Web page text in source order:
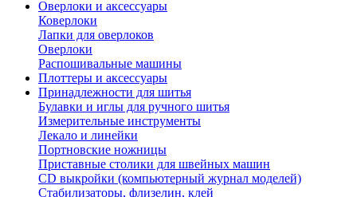
Оверлоки и аксессуары
Коверлоки
Лапки для оверлоков
Оверлоки
Распошивальные машины
Плоттеры и аксессуары
Принадлежности для шитья
Булавки и иглы для ручного шитья
Измерительные инструменты
Лекало и линейки
Портновские ножницы
Приставные столики для швейных машин
СD выкройки (компьютерный журнал моделей)
Стабилизаторы, флизелин, клей